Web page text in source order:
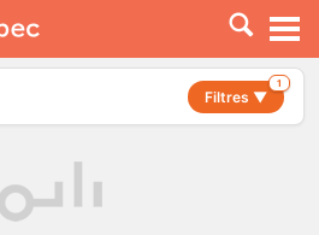
Filtres ▼
1